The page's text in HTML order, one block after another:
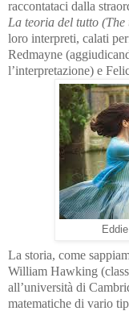
raccontataci dalla
La teoria del tutto
loro interpreti, calati
Redmayne
l’interpretazione) e
La storia, come
William Hawking
all’università di
matematiche di vario